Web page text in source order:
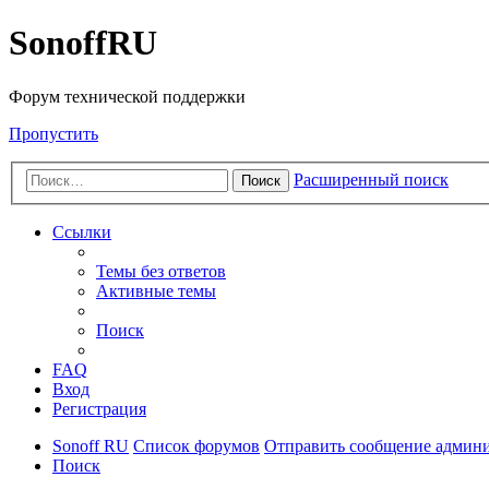
SonoffRU
Форум технической поддержки
Пропустить
Поиск Расширенный поиск
Ссылки
Темы без ответов
Активные темы
Поиск
FAQ
Вход
Регистрация
Sonoff RU Список форумов Отправить сообщение
Поиск